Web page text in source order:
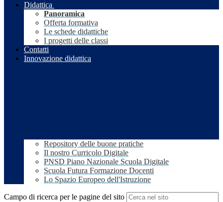
Didattica
Panoramica
Offerta formativa
Le schede didattiche
I progetti delle classi
Contatti
Innovazione didattica
Repository delle buone pratiche
Il nostro Curricolo Digitale
PNSD Piano Nazionale Scuola Digitale
Scuola Futura Formazione Docenti
Lo Spazio Europeo dell'Istruzione
Campo di ricerca per le pagine del sito